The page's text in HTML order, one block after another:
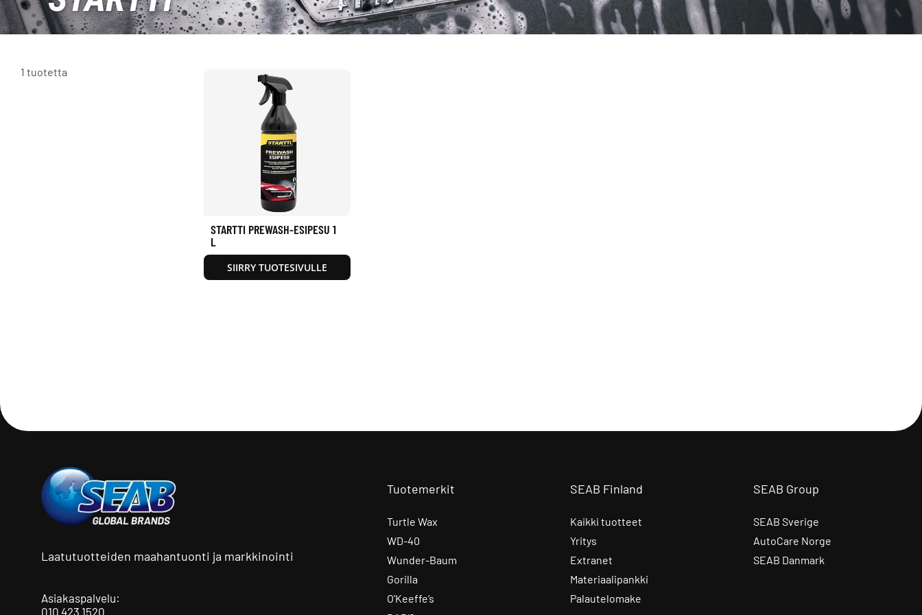
1 tuotetta
STARTTI PREWASH-ESIPESU 1
L
SIIRRY TUOTESIVULLE
Laatutuotteiden maahantuonti ja markkinointi
Asiakaspalvelu:
010 423 1520
Tuotemerkit
Turtle Wax
WD-40
Wunder-Baum
Gorilla
O’Keeffe’s
SEAB Finland
Kaikki tuotteet
Yritys
Extranet
Materiaalipankki
Palautelomake
SEAB Group
SEAB Sverige
AutoCare Norge
SEAB Danmark